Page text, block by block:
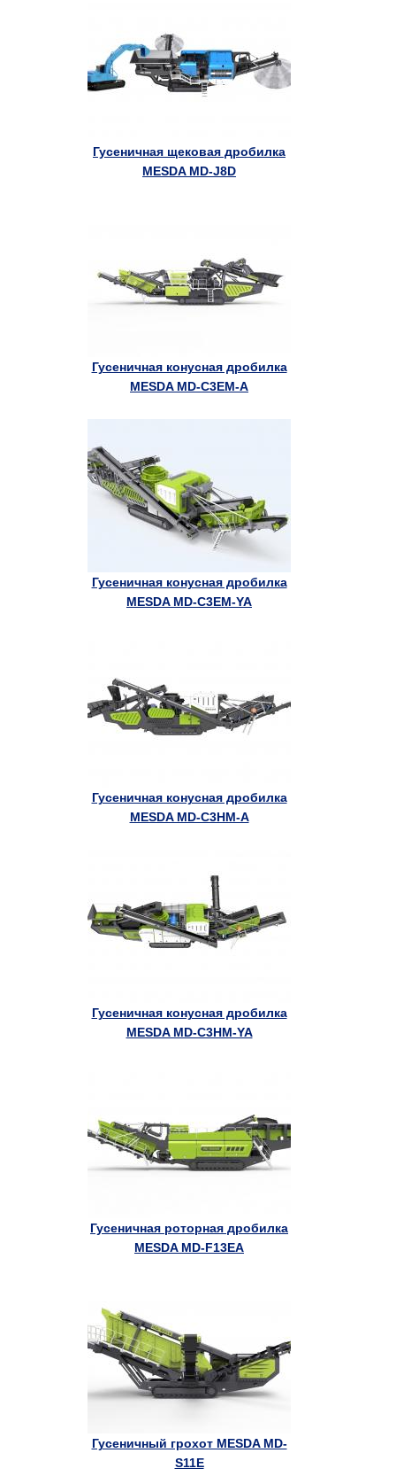
Гусеничная щековая дробилка
MESDA MD-J8D
Гусеничная конусная дробилка
MESDA MD-C3EM-A
Гусеничная конусная дробилка
MESDA MD-C3EM-YA
Гусеничная конусная дробилка
MESDA MD-C3HM-A
Гусеничная конусная дробилка
MESDA MD-C3HM-YA
Гусеничная роторная дробилка
MESDA MD-F13EA
Гусеничный грохот MESDA MD-
S11E